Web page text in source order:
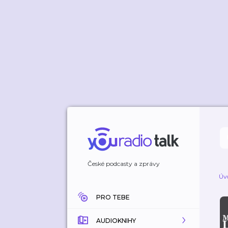
České podcasty a zprávy
PRO TEBE
AUDIOKNIHY